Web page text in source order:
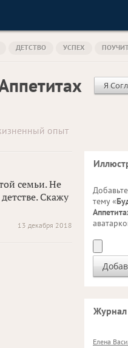
ДЕТСТВО УСПЕХ
Я
опыт
семьи. Не
Скажу
13 декабря 2018
тему «
Елена